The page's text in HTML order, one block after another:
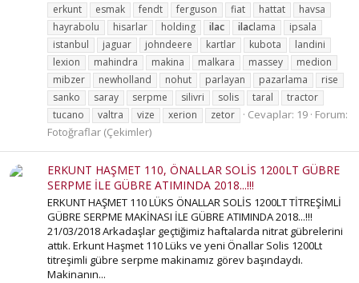
erkunt
esmak fendt ferguson fiat hattat
havsa
hayrabolu
hisarlar holding ilac ilaclama
ipsala
istanbul
jaguar johndeere kartlar kubota
landini
lexion
mahindra makina malkara massey
medion
mibzer
newholland nohut parlayan pazarlama
rise
sanko
saray serpme silivri solis taral
tractor
tucano
valtra vize xerion zetor Cevaplar: 19 Forum:
Fotoğraflar (Çekimler)
ERKUNT HAŞMET 110, ÖNALLAR SOLİS 1200LT GÜBRE
SERPME İLE GÜBRE ATIMINDA 2018...!!!
ERKUNT HAŞMET 110 LÜKS ÖNALLAR SOLİS 1200LT TİTREŞİMLİ
GÜBRE SERPME MAKİNASI İLE GÜBRE ATIMINDA 2018...!!!
21/03/2018 Arkadaşlar geçtiğimiz haftalarda nitrat gübrelerini
attık. Erkunt Haşmet 110 Lüks ve yeni Önallar Solis 1200Lt
titreşimli gübre serpme makinamız görev başındaydı.
Makinanın...